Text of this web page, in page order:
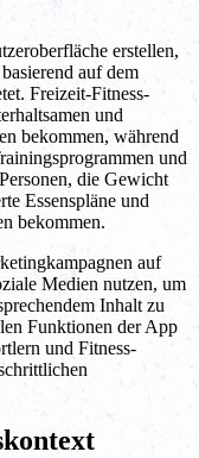
erstellen,
auf dem
Freizeit-Fitness-
und
bekommen, während
und
die Gewicht
Essenspläne und
bekommen.
auf
Medien nutzen, um
Inhalt zu
Funktionen der App
und Fitness-